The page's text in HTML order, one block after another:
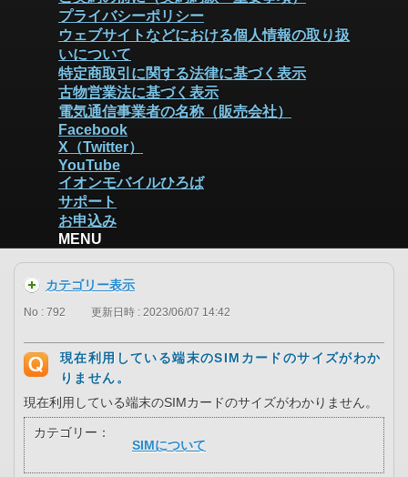
プライバシーポリシー
ウェブサイトなどにおける個人情報の取り扱
いについて
特定商取引に関する法律に基づく表示
古物営業法に基づく表示
電気通信事業者の名称（販売会社）
Facebook
X（Twitter）
YouTube
イオンモバイルひろば
サポート
お申込み
MENU
カテゴリー表示
No : 792 更新日時 : 2023/06/07 14:42
現在利用している端末のSIMカードのサイズがわか
りません。
現在利用している端末のSIMカードのサイズがわかりません。
カテゴリー：
SIMについて